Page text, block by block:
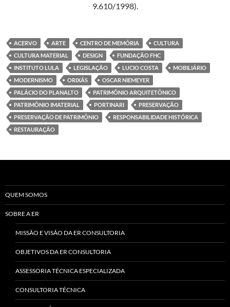
9.610/1998).
ACERVO ARTE CENTRO DE MEMÓRIA
CULTURA
CULTURA MATERIAL
DESIGN
FUNDAÇÃO FHC
INSTITUTO LULA
LEGISLAÇÃO LUCIO COSTA
MOBILIÁRIO
MODERNISMO
ORIXÁS
OSCAR NIEMEYER
PALÁCIO DO PLANALTO
PATRIMÔNIO ARQUITETÔNICO
PATRIMÔNIO IMATERIAL
PORTINARI
PRESERVAÇÃO
PRESERVAÇÃO DE PATRIMÔNIO
RESPONSABILIDADE HISTÓRICA
RESTAURAÇÃO
QUEM SOMOS
SOBRE A ER
MISSÃO E VISÃO DA ER CONSULTORIA
OBJETIVOS DA ER CONSULTORIA
ASSESSORIA TÉCNICA ESPECIALIZADA
CONSULTORIA TÉCNICA